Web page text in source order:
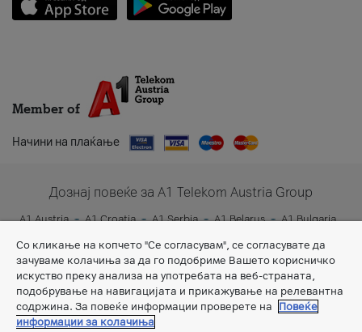
Member of
Начини на плаќање
Дознај повеќе за A1 Telekom Austria Group
A1 Austria A1 Croatia A1 Serbia A1 Belarus
A1 Bulgaria
A1 Slovenia
A1 Digital
Со кликање на копчето "Се согласувам", се согласувате да
зачуваме колачиња за да го подобриме Вашето корисничко
искуство преку анализа на употребата на веб-страната,
подобрување на навигацијата и прикажување на релевантна
содржина. За повеќе информации проверете на
Повеќе
информации за колачиња